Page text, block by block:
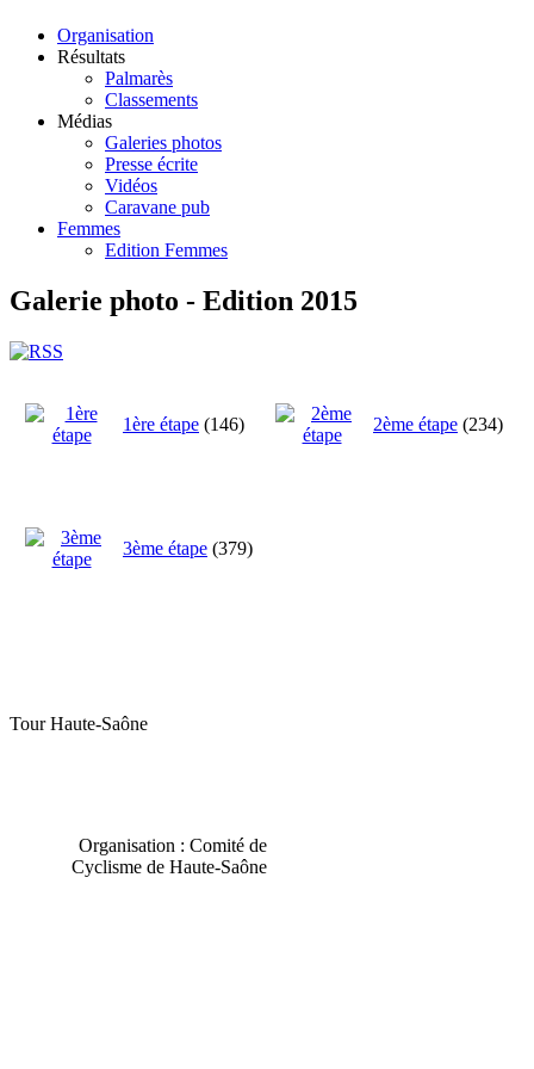
Organisation
Résultats
Palmarès
Classements
Médias
Galeries photos
Presse écrite
Vidéos
Caravane pub
Femmes
Edition Femmes
Galerie photo - Edition 2015
1ère étape (146) 2ème étape (234)
3ème étape (379)
Tour Haute-Saône
Organisation : Comité de
Cyclisme de Haute-Saône